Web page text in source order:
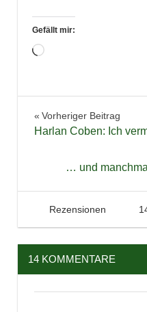
Gefällt mir:
Wird
Jugendbuch
Vorheriger Beitrag
Harlan Coben: Ich
… und
5. Januar 2017
Tintenhain
Rezensionen
14 KOMMENTARE